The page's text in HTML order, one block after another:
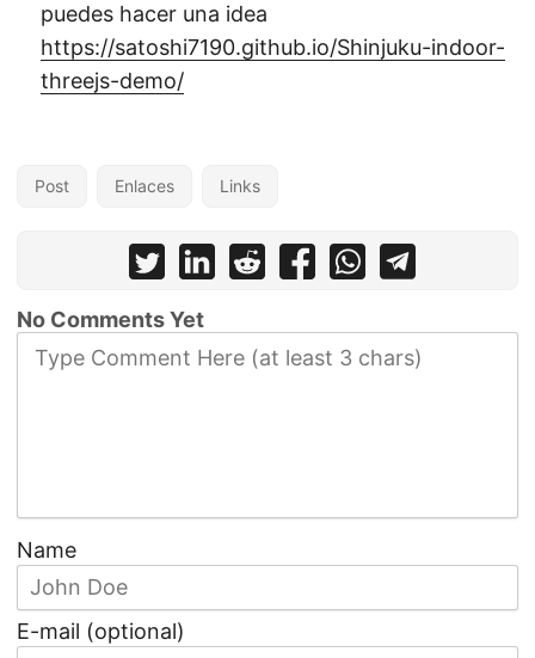
puedes hacer una idea
https://satoshi7190.github.io/Shinjuku-indoor-
threejs-demo/
Post Enlaces Links
No Comments Yet
Name
E-mail (optional)